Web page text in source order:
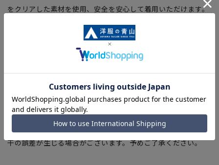
をクリアした素材を使用、安全を安心して着用いただけます。
【シルエット】《細め(スリム)》(当社比)
【商品に関するご注意】
入の目安としてご利用ください。
■ブラウザやお使いのモニター環境、室内外等の撮影時の環境
下での光加減により、実際の商品と掲載画像の色味が異なる場
合がございます。
■生地や仕様・デザインにより、着用感や実際のサイズ表に若
干の誤差が生じる場合がございます。予めご了承ください。